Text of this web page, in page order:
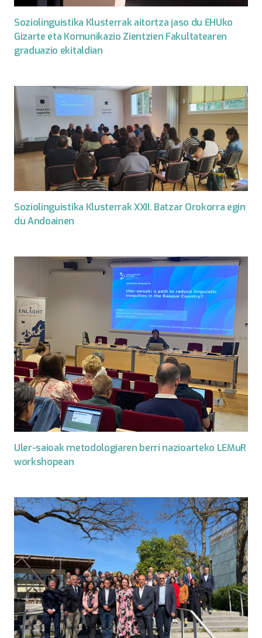
Soziolinguistika Klusterrak aitortza jaso du EHUko
Gizarte eta Komunikazio Zientzien Fakultatearen
graduazio ekitaldian
Soziolinguistika Klusterrak XXII. Batzar Orokorra egin
du Andoainen
Uler-saioak metodologiaren berri nazioarteko LEMuR
workshopean